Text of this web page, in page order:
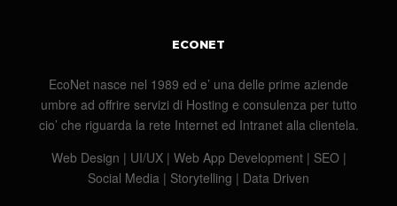
ECONET
EcoNet nasce nel 1989 ed e’ una delle prime aziende
umbre ad offrire servizi di Hosting e consulenza per tutto
cio’ che riguarda la rete Internet ed Intranet alla clientela.
Web Design | UI/UX | Web App Development | SEO |
Social Media | Storytelling | Data Driven